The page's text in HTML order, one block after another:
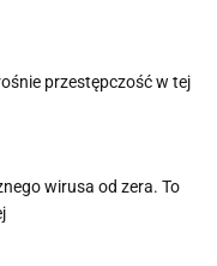
przestępczość w tej
wirusa od zera. To